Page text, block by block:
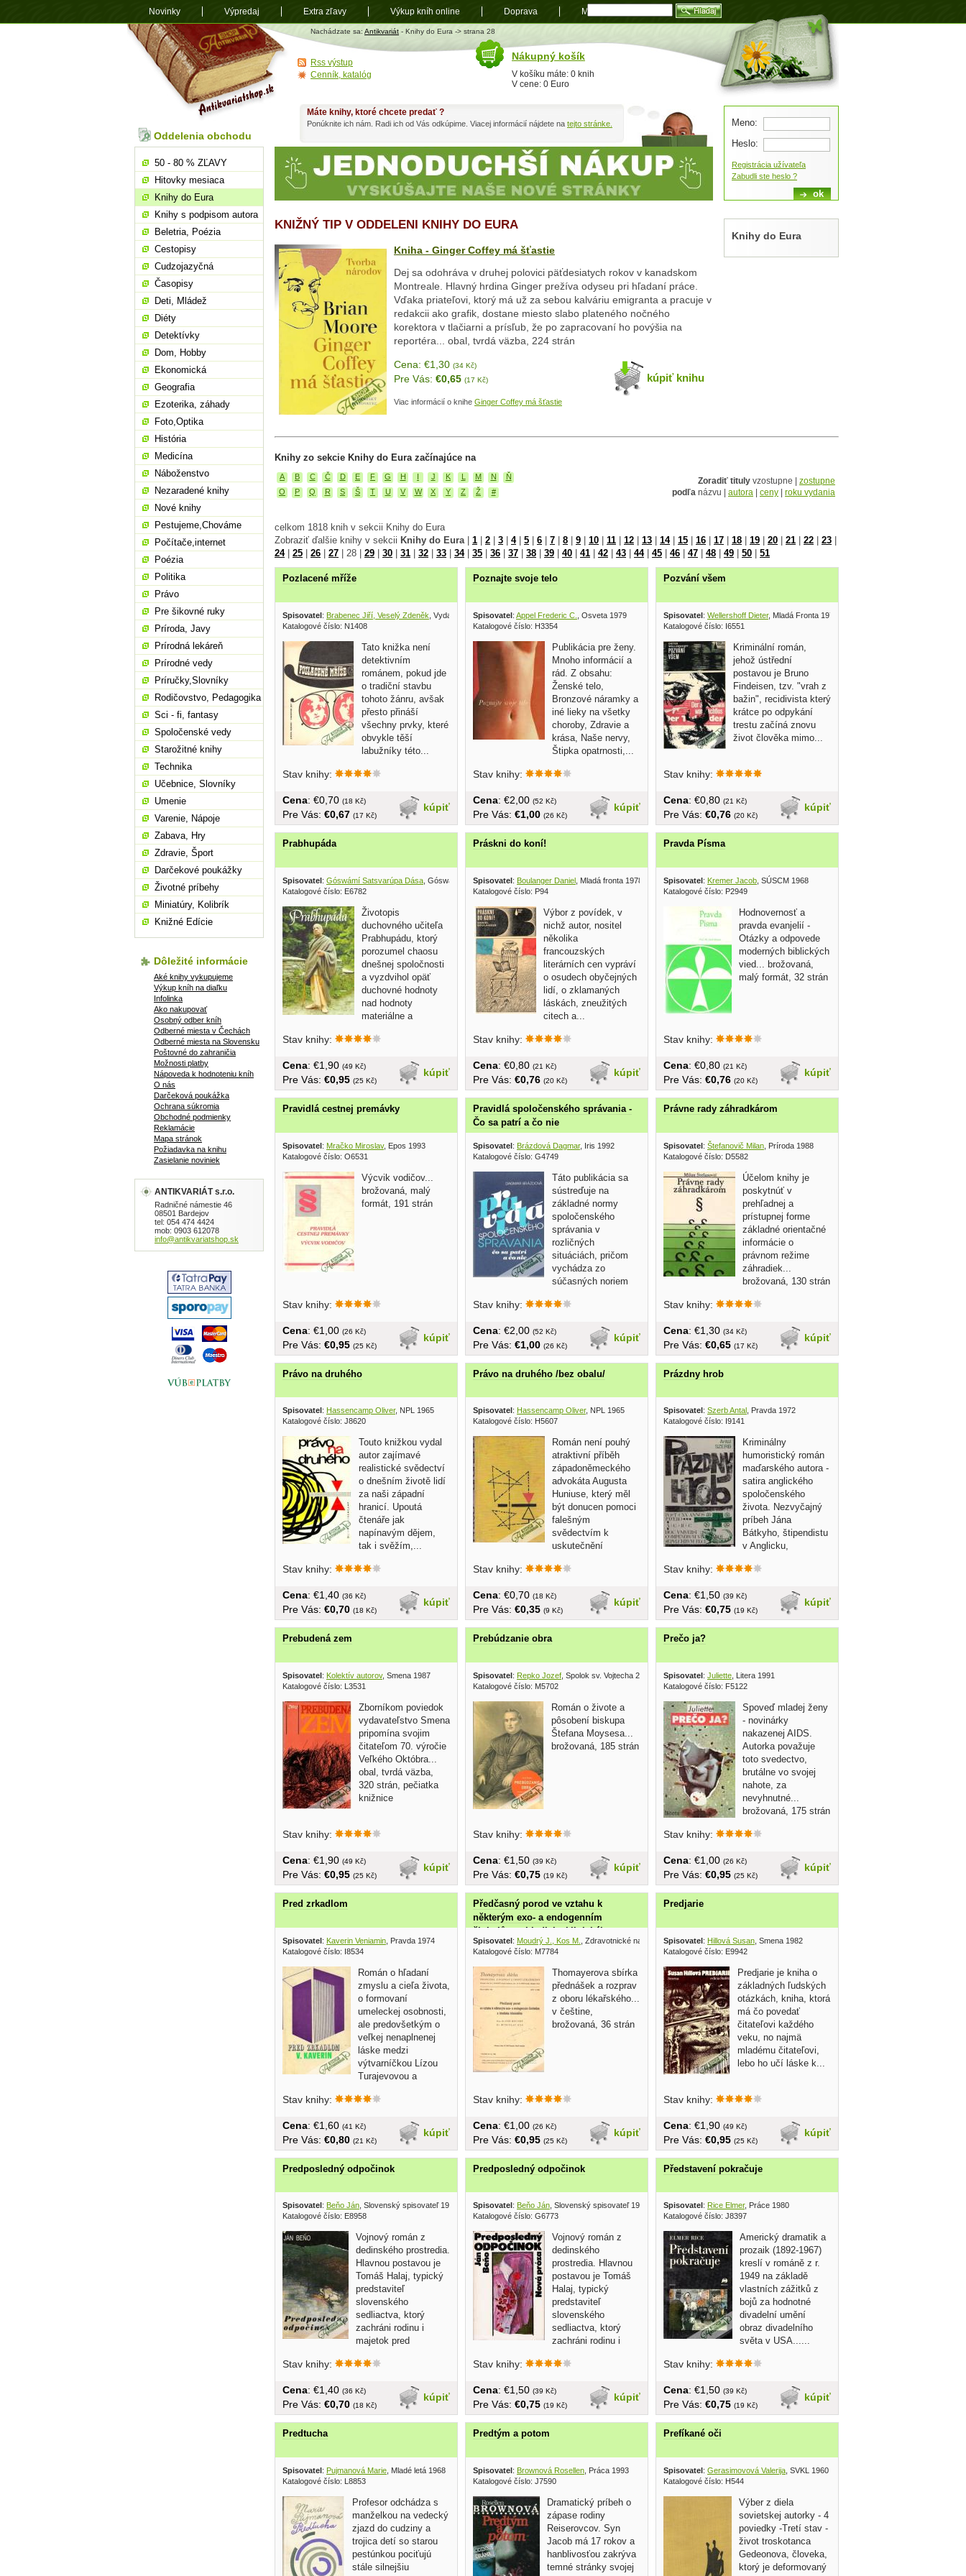
Antikvariát
shop.sk
Nachádzate sa: Antikvariát - Knihy do Eura -> strana 28
KNIŽNÝ TIP V ODDELENI KNIHY DO EURA
Kniha - Ginger Coffey má šťastie
Dej sa odohráva v druhej polovici päťdesiatych rokov v kanadskom
Montreale. Hlavný hrdina Ginger prežíva odyseu pri hľadaní práce.
Vďaka priateľovi, ktorý má už za sebou kalváriu emigranta a pracuje v
redakcii ako grafik, dostane miesto slabo plateného nočného
korektora v tlačiarni a prísľub, že po zapracovaní ho povýšia na
reportéra... obal, tvrdá väzba, 224 strán
kúpiť knihu
Cena: €1,30 (34 Kč)
Pre Vás: €0,65 (17 Kč)
Viac informácií o knihe Ginger Coffey má šťastie
Knihy do Eura
Knihy zo sekcie Knihy do Eura začínajúce na
A B C Č D E F G H J K L M N
Ň
O
P Q R S Š T U V W X Y Z Ž #
Zoradiť tituly vzostupne | zostupne
podľa názvu | autora ceny roku vydania
celkom 1818 knih v sekcii Knihy do Eura
Zobraziť ďalšie knihy v sekcii Knihy do Eura| 1 2 3 4| 5 6 7 8 9 10 11 12 13 14| 15 16 17 18 19 20 21 22 23
24| 25 26 27 28 29 30 31 32 33 34| 35 36 37 38 39 40 41 42 43 44| 45 46 47 48 49 50 51
Pozlacené mříže
Spisovatel: Brabenec Jiří, Veselý Zdeněk , Vydavatelstvo Lidové demokracie 1969
Katalogové číslo: N1408
Tato knižka není
detektivním
románem, pokud jde
o tradiční stavbu
tohoto žánru, avšak
přesto přináší
všechny prvky, které
obvykle těší
labužníky této...
Stav knihy:
kúpiť
Cena: €0,70 (18 Kč)
Pre Vás: €0,67 (17 Kč)
Poznajte svoje telo
Spisovatel: Appel Frederic C.
, Osveta 1979
Katalogové číslo: H3354
Publikácia pre ženy.
Mnoho informácií a
rád. Z obsahu:
Ženské telo,
Bronzové náramky a
iné lieky na všetky
choroby, Zdravie a
krása, Naše nervy,
Štipka opatrnosti,...
Stav knihy:
kúpiť
Cena: €2,00 (52 Kč)
Pre Vás: €1,00 (26 Kč)
Pozvání všem
Spisovatel: Wellershoff Dieter, Mladá Fronta 1976
Katalogové číslo: I6551
Kriminální román,
jehož ústřední
postavou je Bruno
Findeisen, tzv. "vrah z
bažin", recidivista který
krátce po odpykání
trestu začíná znovu
život člověka mimo...
Stav knihy:
kúpiť
Cena: €0,80 (21 Kč)
Pre Vás: €0,76 (20 Kč)
Prabhupáda
Spisovatel: Góswámí Satsvarúpa Dása , Góswámí Satsvarúpa D.,The Bhaktivedanta Book 2000
Katalogové číslo: E6782
Životopis
duchovného učiteľa
Prabhupádu, ktorý
porozumel chaosu
dnešnej spoločnosti
a vyzdvihol opäť
duchovné hodnoty
nad hodnoty
materiálne a
Stav knihy:
kúpiť
Cena: €1,90 (49 Kč)
Pre Vás: €0,95 (25 Kč)
Práskni do koní!
Spisovatel: Boulanger Daniel , Mladá fronta 1978
Katalogové číslo: P94
Výbor z povídek, v
nichž autor, nositel
několika
francouzských
literárních cen vypráví
o osudech obyčejných
lidí, o zklamaných
láskách, zneužitých
citech a...
Stav knihy:
kúpiť
Cena: €0,80 (21 Kč)
Pre Vás: €0,76 (20 Kč)
Pravda Písma
Spisovatel: Kremer Jacob , SÚSCM 1968
Katalogové číslo: P2949
Hodnovernosť a
pravda evanjelií -
Otázky a odpovede
moderných biblických
vied... brožovaná,
malý formát, 32 strán
Stav knihy:
kúpiť
Cena: €0,80 (21 Kč)
Pre Vás: €0,76 (20 Kč)
Pravidlá cestnej premávky
Spisovatel: Mračko Miroslav, Epos 1993
Katalogové číslo: O6531
Výcvik vodičov...
brožovaná, malý
formát, 191 strán
Stav knihy:
kúpiť
Cena: €1,00 (26 Kč)
Pre Vás: €0,95 (25 Kč)
Pravidlá spoločenského správania -
Čo sa patrí a čo nie
Spisovatel: Brázdová Dagmar, Iris 1992
Katalogové číslo: G4749
Táto publikácia sa
sústreďuje na
základné normy
spoločenského
správania v
rozličných
situáciách, pričom
vychádza zo
súčasných noriem
Stav knihy:
kúpiť
Cena: €2,00 (52 Kč)
Pre Vás: €1,00 (26 Kč)
Právne rady záhradkárom
Spisovatel: Štefanovič Milan , Príroda 1988
Katalogové číslo: D5582
Účelom knihy je
poskytnúť v
prehľadnej a
prístupnej forme
základné orientačné
informácie o
právnom režime
záhradiek...
brožovaná, 130 strán
Stav knihy:
kúpiť
Cena: €1,30 (34 Kč)
Pre Vás: €0,65 (17 Kč)
Právo na druhého
Spisovatel : Hassencamp Oliver, NPL 1965
Katalogové číslo: J8620
Touto knižkou vydal
autor zajímavé
realistické svědectví
o dnešním životě lidí
za naši západní
hranicí. Upoutá
čtenáře jak
napínavým dějem,
tak i svěžím,...
Stav knihy:
kúpiť
Cena: €1,40 (36 Kč)
Pre Vás: €0,70 (18 Kč)
Právo na druhého /bez obalu/
Spisovatel : Hassencamp Oliver, NPL 1965
Katalogové číslo: H5607
Román není pouhý
atraktivní příběh
západoněmeckého
advokáta Augusta
Huniuse, který měl
být donucen pomoci
falešným
svědectvím k
uskutečnění
Stav knihy:
kúpiť
Cena: €0,70 (18 Kč)
Pre Vás: €0,35 (9 Kč)
Prázdny hrob
Spisovatel : Szerb Antal
, Pravda 1972
Katalogové číslo: I9141
Kriminálny
humoristický román
maďarského autora -
satira anglického
spoločenského
života. Nezvyčajný
príbeh Jána
Bátkyho, štipendistu
v Anglicku,
Stav knihy:
kúpiť
Cena: €1,50 (39 Kč)
Pre Vás: €0,75 (19 Kč)
Prebudená zem
Spisovatel: Kolektív autorov, Smena 1987
Katalogové číslo: L3531
Zborníkom poviedok
vydavateľstvo Smena
pripomína svojim
čitateľom 70. výročie
Veľkého Októbra...
obal, tvrdá väzba,
320 strán, pečiatka
knižnice
Stav knihy:
kúpiť
Cena: €1,90 (49 Kč)
Pre Vás: €0,95 (25 Kč)
Prebúdzanie obra
Spisovatel: Repko Jozef , Spolok sv. Vojtecha 2015
Katalogové číslo: M5702
Román o živote a
pôsobení biskupa
Štefana Moysesa...
brožovaná, 185 strán
Stav knihy:
kúpiť
Cena: €1,50 (39 Kč)
Pre Vás: €0,75 (19 Kč)
Prečo ja?
Spisovatel: Juliette , Litera 1991
Katalogové číslo: F5122
Spoveď mladej ženy
- novinárky
nakazenej AIDS.
Autorka považuje
toto svedectvo,
brutálne vo svojej
nahote, za
nevyhnutné...
brožovaná, 175 strán
Stav knihy:
kúpiť
Cena: €1,00 (26 Kč)
Pre Vás: €0,95 (25 Kč)
Pred zrkadlom
Spisovatel: Kaverin Veniamin , Pravda 1974
Katalogové číslo: I8534
Román o hľadaní
zmyslu a cieľa života,
o formovaní
umeleckej osobnosti,
ale predovšetkým o
veľkej nenaplnenej
láske medzi
výtvarníčkou Lízou
Turajevovou a
Stav knihy:
kúpiť
Cena: €1,60 (41 Kč)
Pre Vás: €0,80 (21 Kč)
Předčasný porod ve vztahu k
některým exo- a endogenním
činitelům s hlediska klinického
Spisovatel: Moudrý J., Kos M.
, Zdravotnické nakldatelství 1950
Katalogové číslo: M7784
Thomayerova sbírka
přednášek a rozprav
z oboru lékařského...
v češtine,
brožovaná, 36 strán
Stav knihy:
kúpiť
Cena: €1,00 (26 Kč)
Pre Vás: €0,95 (25 Kč)
Predjarie
Spisovatel: Hillová Susan , Smena 1982
Katalogové číslo: E9942
Predjarie je kniha o
základných ľudských
otázkách, kniha, ktorá
má čo povedať
čitateľovi každého
veku, no najmä
mladému čitateľovi,
lebo ho učí láske k...
Stav knihy:
kúpiť
Cena: €1,90 (49 Kč)
Pre Vás: €0,95 (25 Kč)
Predposledný odpočinok
Spisovatel : Beňo Ján , Slovenský spisovateľ 1983
Katalogové číslo: E8958
Vojnový román z
dedinského prostredia.
Hlavnou postavou je
Tomáš Halaj, typický
predstaviteľ
slovenského
sedliactva, ktorý
zachráni rodinu i
majetok pred
Stav knihy:
kúpiť
Cena: €1,40 (36 Kč)
Pre Vás: €0,70 (18 Kč)
Predposledný odpočinok
Spisovatel : Beňo Ján , Slovenský spisovateľ 1980
Katalogové číslo: G6773
Vojnový román z
dedinského
prostredia. Hlavnou
postavou je Tomáš
Halaj, typický
predstaviteľ
slovenského
sedliactva, ktorý
zachráni rodinu i
Stav knihy:
kúpiť
Cena: €1,50 (39 Kč)
Pre Vás: €0,75 (19 Kč)
Představení pokračuje
Spisovatel : Rice Elmer, Práce 1980
Katalogové číslo: J8397
Americký dramatik a
prozaik (1892-1967)
kreslí v románě z r.
1949 na základě
vlastních zážitků z
bojů za hodnotné
divadelní umění
obraz divadelního
světa v USA......
Stav knihy:
kúpiť
Cena: €1,50 (39 Kč)
Pre Vás: €0,75 (19 Kč)
Predtucha
Spisovatel: Pujmanová Marie , Mladé letá 1968
Katalogové číslo: L8853
Profesor odchádza s
manželkou na vedecký
zjazd do cudziny a
trojica detí so starou
pestúnkou pociťujú
stále silnejšiu
Predtým a potom
Spisovatel: Brownová Rosellen , Práca 1993
Katalogové číslo: J7590
Dramatický príbeh o
zápase rodiny
Reiserovcov. Syn
Jacob má 17 rokov a
hanblivosťou zakrýva
temné stránky svojej
Prefíkané oči
Spisovatel: Gerasimovová Valerija , SVKL 1960
Katalogové číslo: H544
Výber z diela
sovietskej autorky - 4
poviedky -Tretí stav -
život troskotanca
Gedeonova, človeka,
ktorý je deformovaný
Máte knihy, ktoré chcete predať ?
Ponúknite ich nám. Radi ich od Vás odkúpime. Viacej informácií nájdete na tejto stránke.
Oddelenia obchodu
50 - 80 % ZĽAVY
Hitovky mesiaca
Knihy do Eura
Knihy s podpisom autora
Beletria, Poézia
Cestopisy
Cudzojazyčná
Časopisy
Deti, Mládež
Diéty
Detektívky
Dom, Hobby
Ekonomická
Geografia
Ezoterika, záhady
Foto,Optika
História
Medicína
Náboženstvo
Nezaradené knihy
Nové knihy
Pestujeme,Chováme
Počítače,internet
Poézia
Politika
Právo
Pre šikovné ruky
Príroda, Javy
Prírodná lekáreň
Prírodné vedy
Príručky,Slovníky
Rodičovstvo, Pedagogika
Sci - fi, fantasy
Spoločenské vedy
Starožitné knihy
Technika
Učebnice, Slovníky
Umenie
Varenie, Nápoje
Zabava, Hry
Zdravie, Šport
Darčekové poukážky
Životné príbehy
Miniatúry, Kolibrík
Knižné Edície
Dôležité informácie
Aké knihy vykupujeme
Výkup kníh na diaľku
Infolinka
Ako nakupovať
Osobný odber kníh
Odberné miesta v Čechách
Odberné miesta na Slovensku
Poštovné do zahraničia
Možnosti platby
Nápoveda k hodnoteniu kníh
O nás
Darčeková poukážka
Ochrana súkromia
Obchodné podmienky
Reklamácie
Mapa stránok
Požiadavka na knihu
Zasielanie noviniek
ANTIKVARIÁT s.r.o.
Radničné námestie 46
08501 Bardejov
tel: 054 474 4424
mob: 0903 612078
info@antikvariatshop.sk
Meno:
Heslo:
Registrácia užívateľa
Zabudli ste heslo ?
Nákupný košík
V košíku máte: 0 knih
V cene: 0 Euro
Rss výstup
Cenník, katalóg
Novinky Výpredaj Extra zľavy Výkup kníh online Doprava Mapa